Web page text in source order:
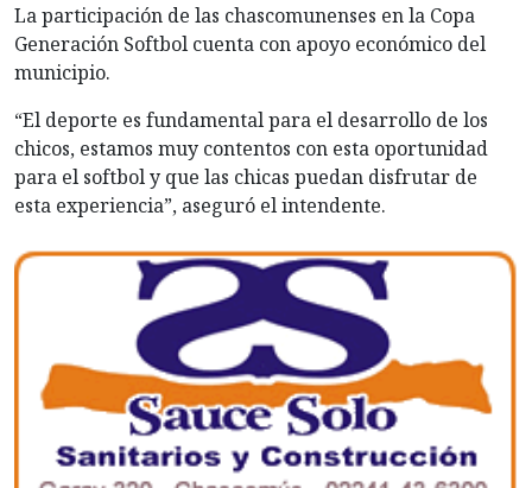
La participación de las chascomunenses en la Copa
Generación Softbol cuenta con apoyo económico del
municipio.
“El deporte es fundamental para el desarrollo de los
chicos, estamos muy contentos con esta oportunidad
para el softbol y que las chicas puedan disfrutar de
esta experiencia”, aseguró el intendente.